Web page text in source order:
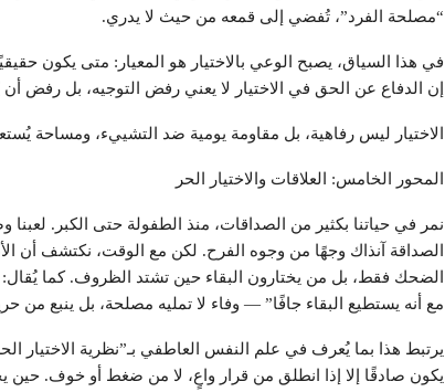
“مصلحة الفرد”، تُفضي إلى قمعه من حيث لا يدري.
في هذا السياق، يصبح الوعي بالاختيار هو المعيار: متى يكون
إن الدفاع عن الحق في الاختيار لا يعني رفض التوجيه، بل رفض
الاختيار ليس رفاهية، بل مقاومة يومية ضد التشييء، ومساحة
المحور الخامس: العلاقات والاختيار الحر
نمر في حياتنا بكثير من الصداقات، منذ الطفولة حتى الكبر.
الصداقة آنذاك وجهًا من وجوه الفرح. لكن مع الوقت، نكتشف أن
الضحك فقط، بل من يختارون البقاء حين تشتد الظروف. كما
مع أنه يستطيع البقاء جافًا” — وفاء لا تمليه مصلحة، بل ينبع من
يرتبط هذا بما يُعرف في علم النفس العاطفي بـ”نظرية الاختيار الحر
يكون صادقًا إلا إذا انطلق من قرار واعٍ، لا من ضغط أو خوف. حين